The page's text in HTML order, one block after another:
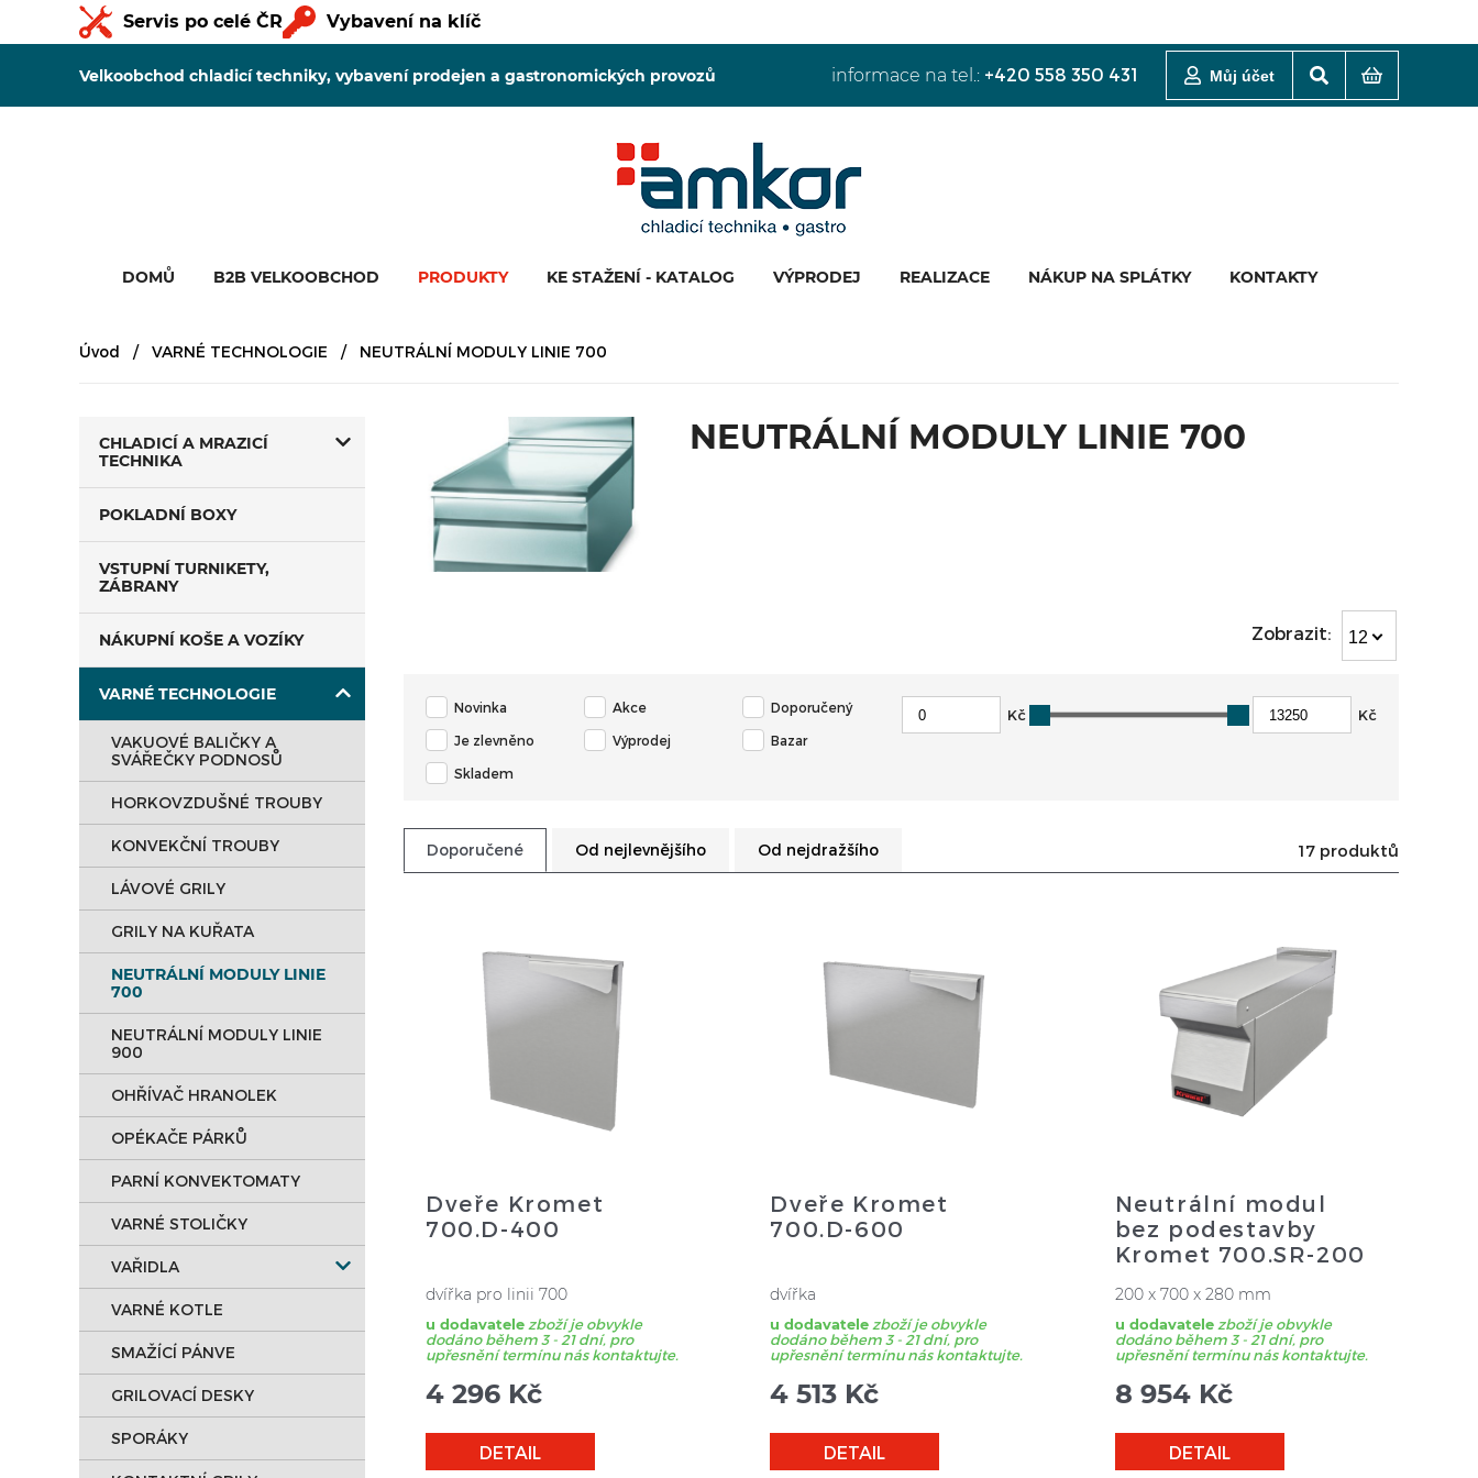
Servis po celé ČR Vybavení na klíč
Velkoobchod chladicí techniky, vybavení prodejen a gastronomických provozů informace na tel.: +420 558 350 431 Můj účet
DOMŮ B2B VELKOOBCHOD PRODUKTY KE STAŽENÍ - KATALOG VÝPRODEJ REALIZACE NÁKUP NA SPLÁTKY KONTAKTY
Úvod VARNÉ TECHNOLOGIE NEUTRÁLNÍ MODULY LINIE 700
CHLADICÍ A MRAZICÍ
TECHNIKA
POKLADNÍ BOXY
VSTUPNÍ TURNIKETY,
ZÁBRANY
NÁKUPNÍ KOŠE A VOZÍKY
VARNÉ TECHNOLOGIE
VAKUOVÉ BALIČKY A
SVÁŘEČKY PODNOSŮ
HORKOVZDUŠNÉ TROUBY
KONVEKČNÍ TROUBY
LÁVOVÉ GRILY
GRILY NA KUŘATA
NEUTRÁLNÍ MODULY LINIE
700
NEUTRÁLNÍ MODULY LINIE
900
OHŘÍVAČ HRANOLEK
OPÉKAČE PÁRKŮ
PARNÍ KONVEKTOMATY
VARNÉ STOLIČKY
VAŘIDLA
VARNÉ KOTLE
SMAŽÍCÍ PÁNVE
GRILOVACÍ DESKY
SPORÁKY
NEUTRÁLNÍ MODULY LINIE 700
Zobrazit: 12
Novinka Akce Doporučený
Je zlevněno Výprodej Bazar
Skladem
Kč Kč
Doporučené Od nejlevnějšího Od nejdražšího 17 produktů
Dveře Kromet
700.D-400
dvířka pro linii 700
u dodavatele zboží je obvykle
dodáno během 3 - 21 dní, pro
upřesnění termínu nás kontaktujte.
4 296 Kč
DETAIL
Dveře Kromet
700.D-600
dvířka
u dodavatele zboží je obvykle
dodáno během 3 - 21 dní, pro
upřesnění termínu nás kontaktujte.
4 513 Kč
DETAIL
Neutrální modul
bez podestavby
Kromet 700.SR-200
200 x 700 x 280 mm
u dodavatele zboží je obvykle
dodáno během 3 - 21 dní, pro
upřesnění termínu nás kontaktujte.
8 954 Kč
DETAIL